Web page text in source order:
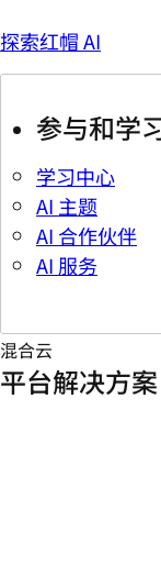
探索红帽 AI
参与和学
学习中心
AI 主题
AI 合作伙伴
AI 服务
混合云
平台解决方案